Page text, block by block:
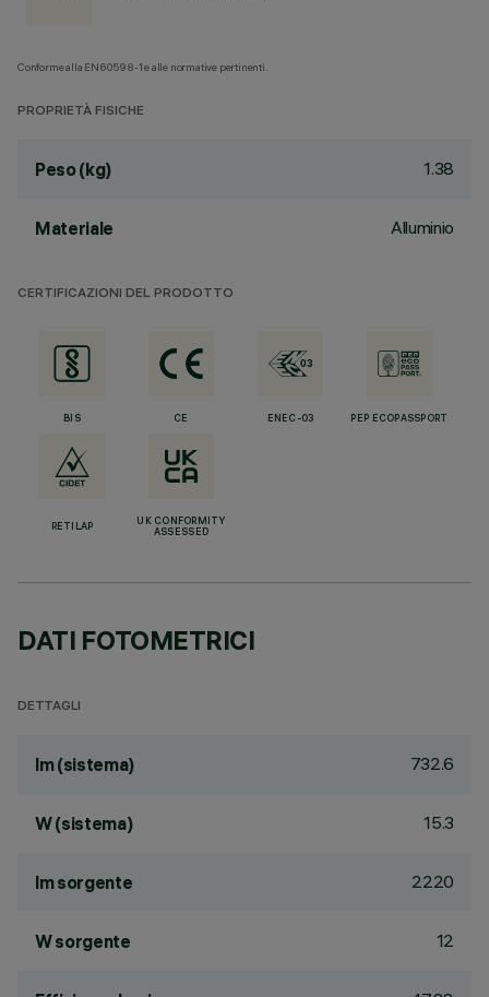
Conforme alla EN60598-1 e alle normative pertinenti.
PROPRIETÀ FISICHE
Peso (kg) 1.38
Materiale Alluminio
CERTIFICAZIONI DEL PRODOTTO
BIS CE ENEC-03 PEP ECOPASSPORT
RETILAP
UK CONFORMITY
ASSESSED
DATI FOTOMETRICI
DETTAGLI
lm (sistema) 732.6
W (sistema) 15.3
lm sorgente 2220
W sorgente 12